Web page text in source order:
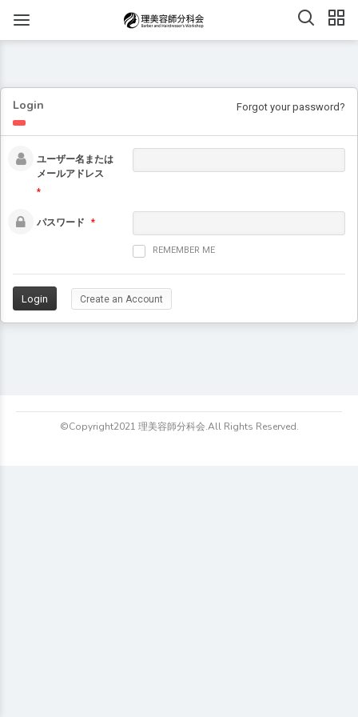
Login Forgot your password?
ユーザー名または
メールアドレス
*
パスワード *
REMEMBER ME
Create an Account
©Copyright2021 理美容師分科会.All Rights Reserved.